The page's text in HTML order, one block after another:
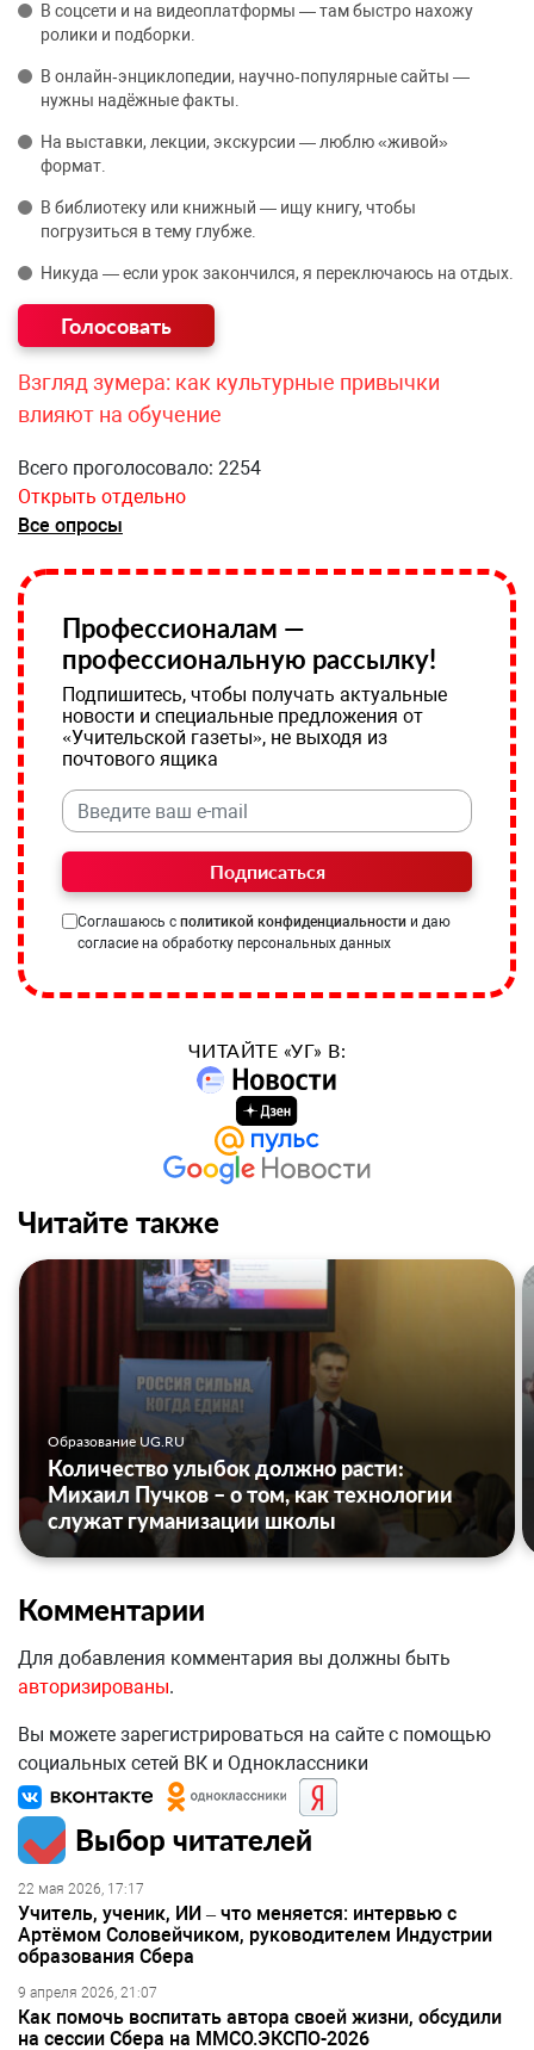
В соцсети и на видеоплатформы — там быстро нахожу
ролики и подборки.
В онлайн‑энциклопедии, научно‑популярные сайты —
нужны надёжные факты.
На выставки, лекции, экскурсии — люблю «живой»
формат.
В библиотеку или книжный — ищу книгу, чтобы
погрузиться в тему глубже.
Никуда — если урок закончился, я переключаюсь на отдых.
Взгляд зумера: как культурные привычки
влияют на обучение
Всего проголосовало: 2254
Открыть отдельно
Все опросы
Профессионалам —
профессиональную рассылку!
Подпишитесь, чтобы получать актуальные
новости и специальные предложения от
«Учительской газеты», не выходя из
почтового ящика
Подписаться
Соглашаюсь с политикой конфиденциальности и даю
согласие на обработку персональных данных
ЧИТАЙТЕ «УГ» В:
Читайте также
Образование UG.RU
Количество улыбок должно расти:
Михаил Пучков – о том, как технологии
служат гуманизации школы
Комментарии
Для добавления комментария вы должны быть
авторизированы.
Вы можете зарегистрироваться на сайте с помощью
социальных сетей ВК и Одноклассники
Выбор читателей
22 мая 2026, 17:17
Учитель, ученик, ИИ – что меняется: интервью с
Артёмом Соловейчиком, руководителем Индустрии
образования Сбера
9 апреля 2026, 21:07
Как помочь воспитать автора своей жизни, обсудили
на сессии Сбера на ММСО.ЭКСПО-2026